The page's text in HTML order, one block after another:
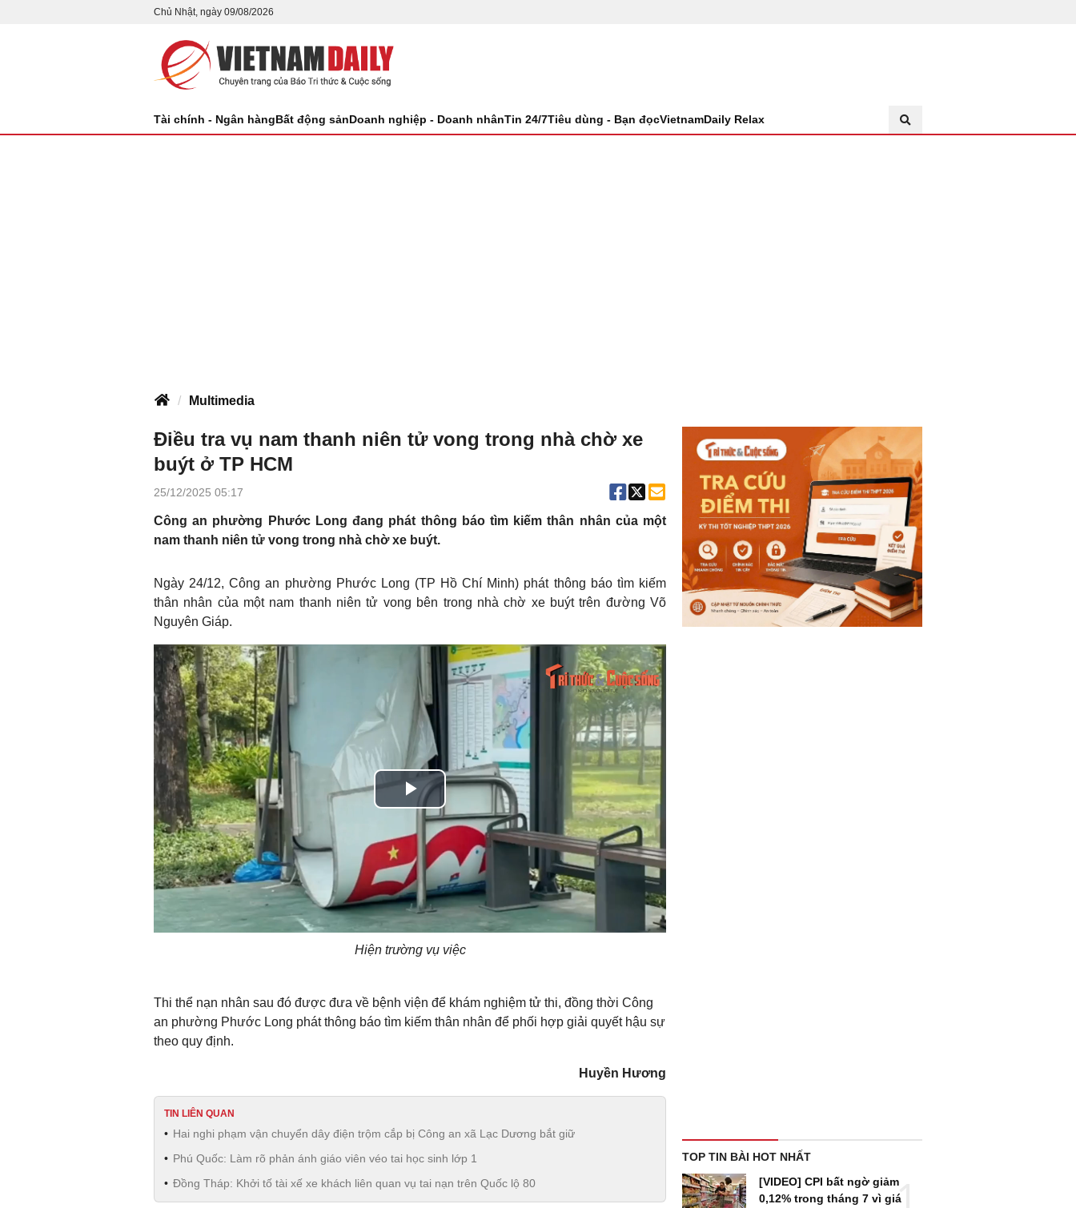
Chủ Nhật, ngày 09/08/2026
Tài chính - Ngân hàngBất động sảnDoanh nghiệp - Doanh nhânTin 24/7Tiêu dùng - Bạn đọcVietnamDaily Relax
Multimedia
Điều tra vụ nam thanh niên tử vong trong nhà chờ xe
buýt ở TP HCM
25/12/2025 05:17
Công an phường Phước Long đang phát thông báo tìm kiếm thân nhân của một
nam thanh niên tử vong trong nhà chờ xe buýt.
Ngày 24/12, Công an phường Phước Long (TP Hồ Chí Minh) phát thông báo tìm kiếm
thân nhân của một nam thanh niên tử vong bên trong nhà chờ xe buýt trên đường Võ
Nguyên Giáp.
Play
Video
Hiện trường vụ việc
Thi thể nạn nhân sau đó được đưa về bệnh viện để khám nghiệm tử thi, đồng thời Công
an phường Phước Long phát thông báo tìm kiếm thân nhân để phối hợp giải quyết hậu sự
theo quy định.
Huyền Hương
TIN LIÊN QUAN
Hai nghi phạm vận chuyển dây điện trộm cắp bị Công an xã Lạc Dương bắt giữ
Phú Quốc: Làm rõ phản ánh giáo viên véo tai học sinh lớp 1
Đồng Tháp: Khởi tố tài xế xe khách liên quan vụ tai nạn trên Quốc lộ 80
TOP TIN BÀI HOT NHẤT
[VIDEO] CPI bất ngờ giảm
0,12% trong tháng 7 vì giá